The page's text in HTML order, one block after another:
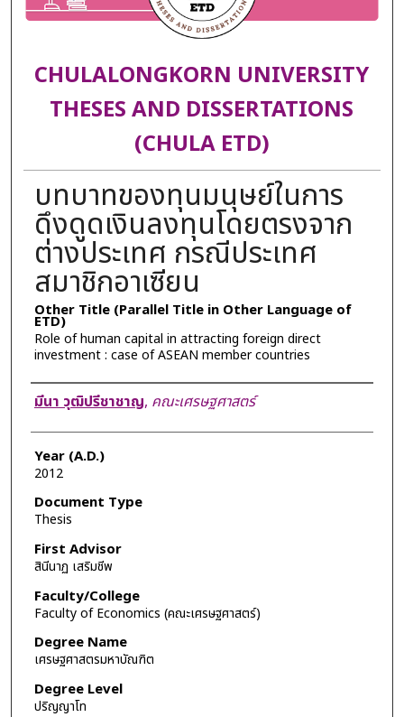
CHULALONGKORN UNIVERSITY
THESES AND DISSERTATIONS
(CHULA ETD)
บทบาทของทุนมนุษย์ในการ
ดึงดูดเงินลงทุนโดยตรงจาก
ต่างประเทศ กรณีประเทศ
สมาชิกอาเซียน
Other Title (Parallel Title in Other Language of
ETD)
Role of human capital in attracting foreign direct
investment : case of ASEAN member countries
Author
มีนา วุฒิปรีชาชาญ, คณะเศรษฐศาสตร์
Year (A.D.)
2012
Document Type
Thesis
First Advisor
สินีนาฏ เสริมชีพ
Faculty/College
Faculty of Economics (คณะเศรษฐศาสตร์)
Degree Name
เศรษฐศาสตรมหาบัณฑิต
Degree Level
ปริญญาโท